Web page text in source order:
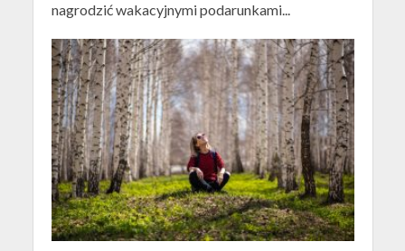
nagrodzić wakacyjnymi podarunkami...